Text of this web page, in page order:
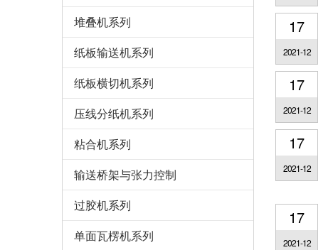
堆叠机系列
纸板输送机系列
纸板横切机系列
压线分纸机系列
粘合机系列
输送桥架与张力控制
过胶机系列
单面瓦楞机系列
17
2021-12
17
2021-12
17
2021-12
17
2021-12